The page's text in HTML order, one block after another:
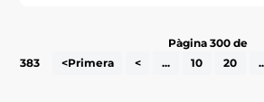
Pàgina 300 de
383
<Primera < ... 10 20